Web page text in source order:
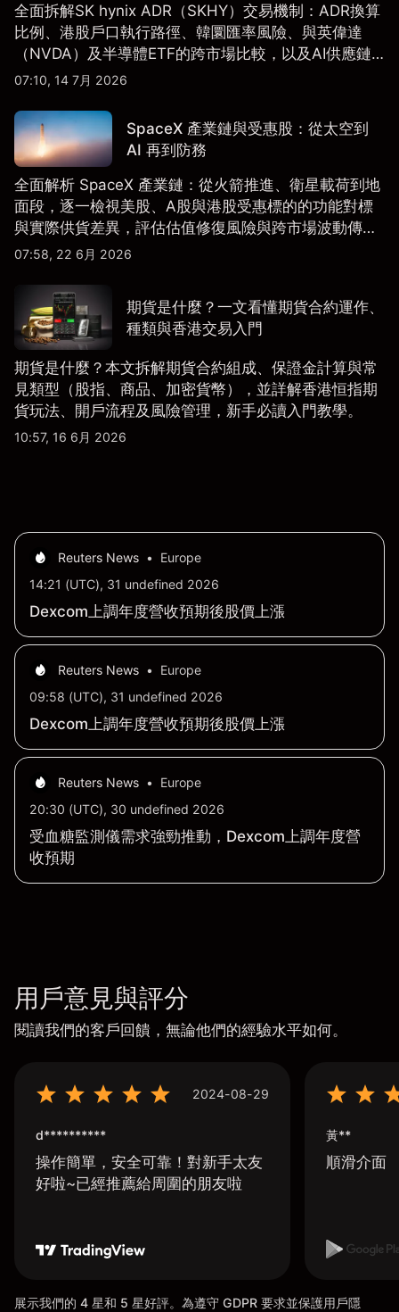
全面拆解SK hynix ADR（SKHY）交易機制：ADR換算
比例、港股戶口執行路徑、韓圜匯率風險、與英偉達
（NVDA）及半導體ETF的跨市場比較，以及AI供應鏈
配置框架，適合香港及亞洲投資者參考。
07:10, 14 7月 2026
SpaceX 產業鏈與受惠股：從太空到
AI 再到防務
全面解析 SpaceX 產業鏈：從火箭推進、衛星載荷到地
面段，逐一檢視美股、A股與港股受惠標的的功能對標
與實際供貨差異，評估估值修復風險與跨市場波動傳
導。
07:58, 22 6月 2026
期貨是什麼？一文看懂期貨合約運作、
種類與香港交易入門
期貨是什麼？本文拆解期貨合約組成、保證金計算與常
見類型（股指、商品、加密貨幣），並詳解香港恒指期
貨玩法、開戶流程及風險管理，新手必讀入門教學。
10:57, 16 6月 2026
Reuters News •
Europe
14:21 (UTC), 31 undefined 2026
Dexcom上調年度營收預期後股價上漲
Reuters News •
Europe
09:58 (UTC), 31 undefined 2026
Dexcom上調年度營收預期後股價上漲
Reuters News •
Europe
20:30 (UTC), 30 undefined 2026
受血糖監測儀需求強勁推動，Dexcom上調年度營
收預期
用戶意見與評分
閱讀我們的客戶回饋，無論他們的經驗水平如何。
2024-08-29
d**********
操作簡單，安全可靠！對新手太友
好啦~已經推薦給周圍的朋友啦
黃**
順滑介面
展示我們的 4 星和 5 星好評。為遵守 GDPR 要求並保護用戶隱